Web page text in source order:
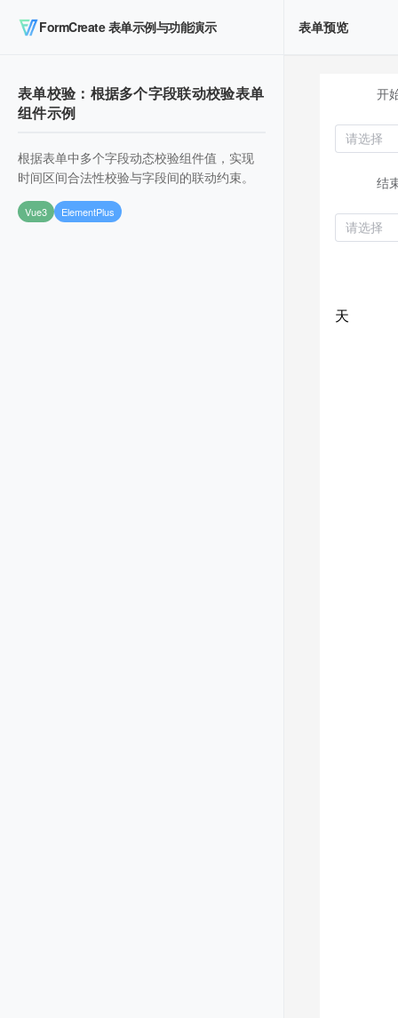
FormCreate 表单示例与功能演示
表单校验：根据多个字段联动校验表单
组件示例
根据表单中多个字段动态校验组件值，实现
时间区间合法性校验与字段间的联动约束。
Vue3 ElementPlus
表单预览